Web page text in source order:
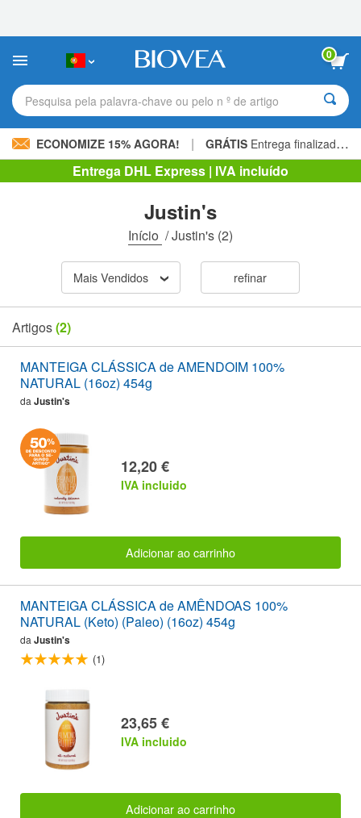
site
um
de
acessibilidade.
0
Pesquisa pela palavra-chave ou pelo n º de artigo
ECONOMIZE 15% AGORA! | GRÁTIS Entrega finalizada 60,00 € »
Entrega DHL Express | IVA incluído
Justin's
Início /Justin's (2)
Mais Vendidos refinar
Artigos(2)
MANTEIGA CLÁSSICA de AMENDOIM 100%
NATURAL (16oz) 454g
daJustin's
12,20 €
IVA incluido
Adicionar ao carrinho
MANTEIGA CLÁSSICA de AMÊNDOAS 100%
NATURAL (Keto) (Paleo) (16oz) 454g
da Justin's
(1)
23,65 €
IVA incluido
Adicionar ao carrinho